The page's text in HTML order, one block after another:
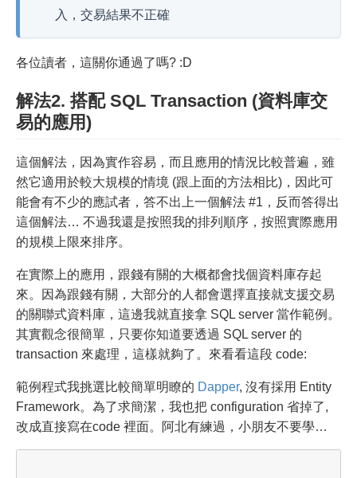
入，交易結果不正確
各位讀者，這關你通過了嗎? :D
解法2. 搭配 SQL Transaction (資料庫交
易的應用)
這個解法，因為實作容易，而且應用的情況比較普遍，雖
然它適用於較大規模的情境 (跟上面的方法相比)，因此可
能會有不少的應試者，答不出上一個解法 #1，反而答得出
這個解法… 不過我還是按照我的排列順序，按照實際應用
的規模上限來排序。
在實際上的應用，跟錢有關的大概都會找個資料庫存起
來。因為跟錢有關，大部分的人都會選擇直接就支援交易
的關聯式資料庫，這邊我就直接拿 SQL server 當作範例。
其實觀念很簡單，只要你知道要透過 SQL server 的
transaction 來處理，這樣就夠了。來看看這段 code:
範例程式我挑選比較簡單明瞭的 Dapper, 沒有採用 Entity
Framework。為了求簡潔，我也把 configuration 省掉了,
改成直接寫在code 裡面。阿北有練過，小朋友不要學…